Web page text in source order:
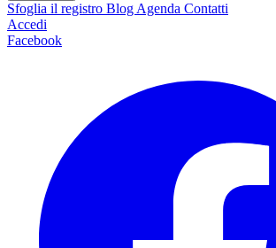
Sfoglia il registro Blog Agenda Contatti
Accedi
Facebook